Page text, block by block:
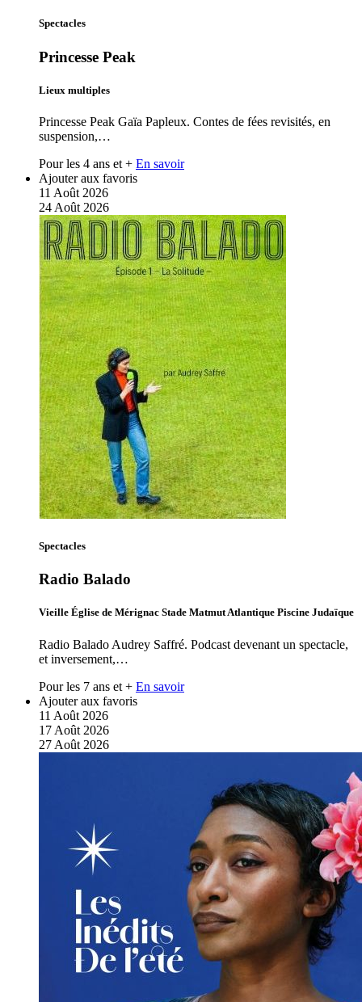
Spectacles
Princesse Peak
Lieux multiples
Princesse Peak Gaïa Papleux. Contes de fées revisités, en
suspension,…
Pour les 4 ans et + En savoir
Ajouter aux favoris
11 Août 2026
24 Août 2026
Spectacles
Radio Balado
Vieille Église de Mérignac Stade Matmut Atlantique Piscine Judaïque
Radio Balado Audrey Saffré. Podcast devenant un spectacle,
et inversement,…
Pour les 7 ans et + En savoir
Ajouter aux favoris
11 Août 2026
17 Août 2026
27 Août 2026